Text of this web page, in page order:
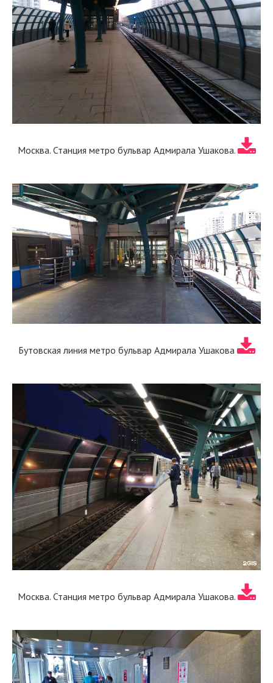
Москва. Станция метро бульвар Адмирала Ушакова.
Бутовская линия метро бульвар Адмирала Ушакова
Москва. Станция метро бульвар Адмирала Ушакова.